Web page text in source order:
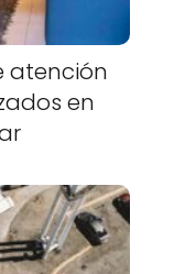
atención
en